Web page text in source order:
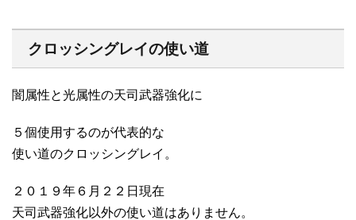
クロッシングレイの使い道
闇属性と光属性の天司武器強化に
５個使用するのが代表的な
使い道のクロッシングレイ。
２０１９年６月２２日現在
天司武器強化以外の使い道はありません。